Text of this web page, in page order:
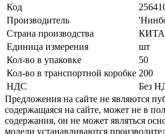
Код
Производитель
Страна производства
Единица измерения
шт
Кол-во в упаковке
50
Кол-во в транспортной коробке 200
НДС
Без
Предложения на сайте не являются
содержащаяся на сайте, может не в
содержания, он не может являться
модели устанавливаются